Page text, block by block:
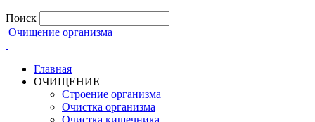
Поиск
Очищение организма
Главная
ОЧИЩЕНИЕ
Строение организма
Очистка организма
Очистка кишечника